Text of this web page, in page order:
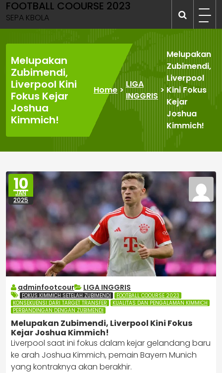
Skip
to
content
FOOTBALL COOURSE 2023
SEPA KBOLA
Melupakan
Zubimendi,
Liverpool Kini
Fokus Kejar
Joshua
Kimmich!
Home >
LIGA
INGGRIS
>
Melupakan
Zubimendi,
Liverpool
Kini Fokus
Kejar
Joshua
Kimmich!
10
JAN
2025
adminfootcour LIGA INGGRIS
FOKUS KIMMICH SETELAH ZUBIMENDI
FOOTBALL COOURSE 2023
KONSEKUENSI DARI TARGET TRANSFER
KUALITAS DAN PENGALAMAN KIMMICH
PERBANDINGAN DENGAN ZUBIMENDI
Melupakan Zubimendi, Liverpool Kini Fokus
Kejar Joshua Kimmich!
Liverpool saat ini fokus dalam kejar gelandang baru
ke arah Joshua Kimmich, pemain Bayern Munich
yang kontraknya akan berakhir.